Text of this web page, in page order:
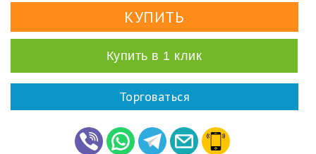
Купить в 1 клик
Торговаться